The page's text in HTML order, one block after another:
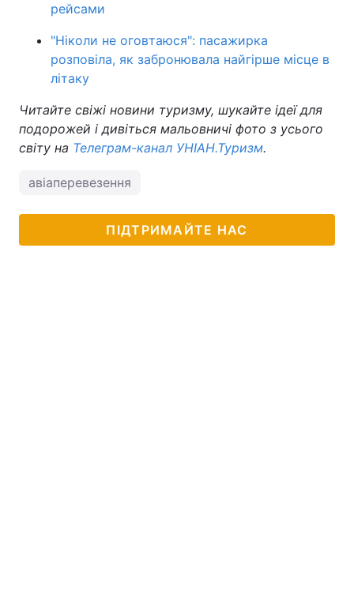
рейсами
"Ніколи не оговтаюся": пасажирка
розповіла, як забронювала найгірше місце в
літаку
Читайте свіжі новини туризму, шукайте ідеї для
подорожей і дивіться мальовничі фото з усього
світу на Телеграм-канал УНІАН.Туризм.
авіаперевезення
ПІДТРИМАЙТЕ НАС